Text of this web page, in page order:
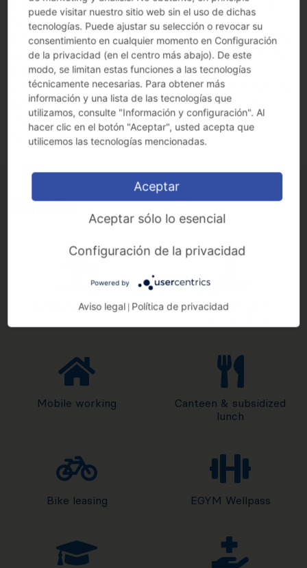
Ergebnisse mitgestalten. Unsere Aufgabenbereiche
bieten vielfältige Themen, ein hohes Maß an
Eigenverantwortung und große Gestaltungsspielräume.
Bei uns finden Sie klare Prozesse und kurze Wege, die
schnelle und zielorientierte Entscheidungen
ermöglichen. Wir planen langfristig - nicht nur bezogen
auf Standorte und Anlagen. Daher investieren wir in
Ihre individuelle Entwicklung und ermöglichen
persönliche Flexibilität.
Benefits
30 days vacation
Attractive tariff
Mobile working
Canteen & subsidized
lunch
Bike leasing EGYM Wellpass
puede visitar nuestro sitio web sin el uso de dichas
tecnologías. Puede ajustar su selección o revocar su
consentimiento en cualquier momento en Configuración
de la privacidad (en el centro más abajo). De este
modo, se limitan estas funciones a las tecnologías
técnicamente necesarias. Para obtener más
información y una lista de las tecnologías que
utilizamos, consulte "Información y configuración". Al
hacer clic en el botón "Aceptar", usted acepta que
utilicemos las tecnologías mencionadas.
Aceptar
Aceptar sólo lo esencial
Configuración de la privacidad
Powered by
Aviso legal Política de privacidad